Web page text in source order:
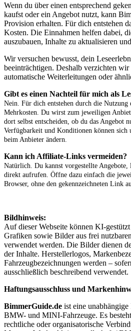
Wenn du über einen entsprechend
kaufst oder ein Angebot nutzt, kann
Provision erhalten. Für dich entstehen
Kosten. Die Einnahmen helfen dabei,
auszubauen, Inhalte zu aktualisieren
Wir versuchen bewusst, dein
beeinträchtigen. Deshalb verzichten wir
automatische Weiterleitungen oder
Gibt es einen Nachteil für mich als
Nein. Für dich entstehen durch die
Mehrkosten. Du wirst zum jeweiligen
dort selbst entscheiden, ob du das Angebot
Verfügbarkeit und Konditionen können sich
beim Anbieter ändern.
Kann ich Affiliate-Links vermeiden?
Natürlich. Du kannst vorgestellte Angebote,
direkt aufrufen. Öffne dazu einfach die
Browser, ohne den gekennzeichneten Link
Bildhinweis:
Auf dieser Webseite können KI-
Grafiken sowie Bilder aus frei
verwendet werden. Die Bilder dienen
der Inhalte. Herstellerlogos,
Fahrzeugbezeichnungen werden –
ausschließlich beschreibend verwendet.
Haftungsausschluss und
BimmerGuide.de ist eine
BMW- und MINI-Fahrzeuge. Es
rechtliche oder organisatorische